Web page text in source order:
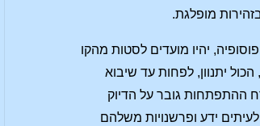
מופלגת.
יהיו מועדים לסטות מהקו
יתנוון, לפחות עד שיבוא
ההתפתחות גובר על הדיוק
ידע ופרשנויות משלהם